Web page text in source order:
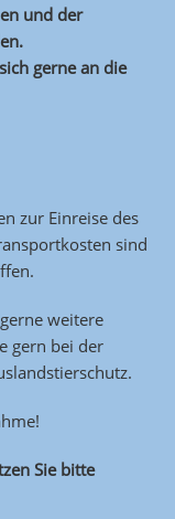
und der
gerne an die
zur Einreise des
sind
weitere
gern bei der
Sie bitte